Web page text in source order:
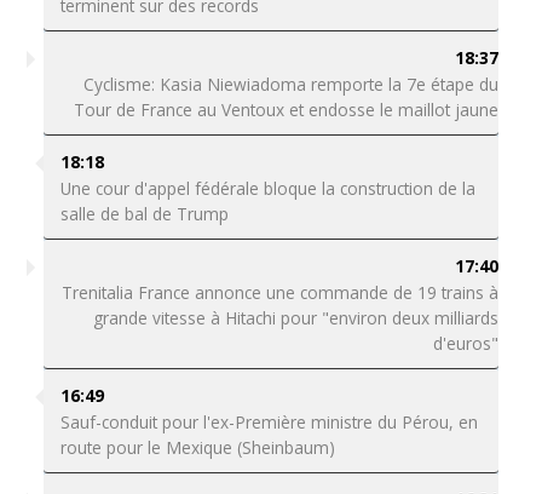
terminent sur des records
18:37
Cyclisme: Kasia Niewiadoma remporte la 7e étape du
Tour de France au Ventoux et endosse le maillot jaune
18:18
Une cour d'appel fédérale bloque la construction de la
salle de bal de Trump
17:40
Trenitalia France annonce une commande de 19 trains à
grande vitesse à Hitachi pour "environ deux milliards
d'euros"
16:49
Sauf-conduit pour l'ex-Première ministre du Pérou, en
route pour le Mexique (Sheinbaum)